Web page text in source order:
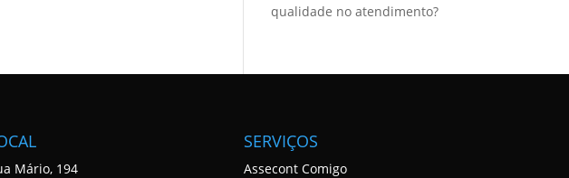
qualidade no atendimento?
Mário, 194
SERVIÇOS
Assecont Comigo